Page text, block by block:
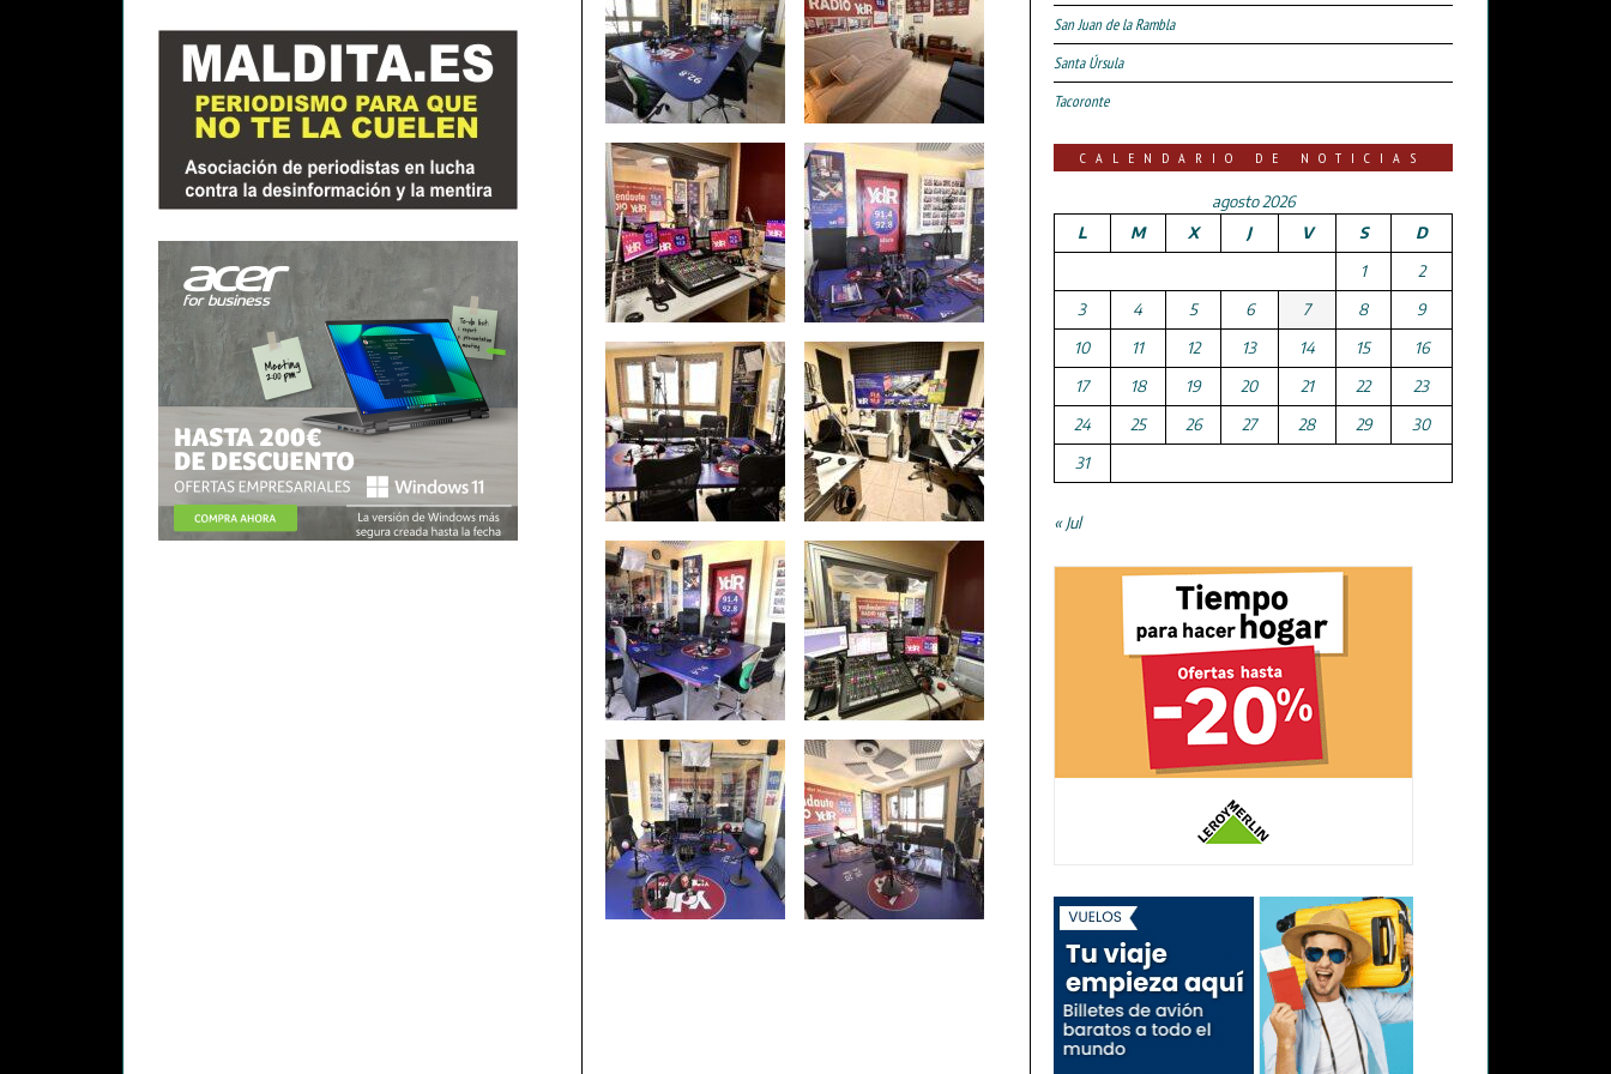
San Juan de la Rambla
Santa Úrsula
Tacoronte
CALENDARIO DE NOTICIAS
agosto 2026
L
M X J V S
D
1
2
3
4 5 6 7 8
9
10
11 12 13 14 15
16
17
18 19 20 21 22
23
24
25 26 27 28 29
30
31
« Jul